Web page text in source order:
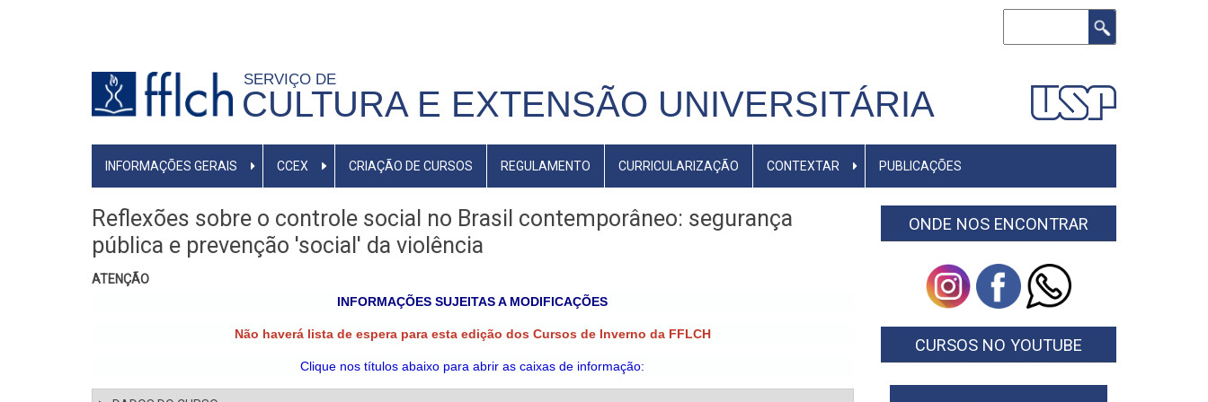
SERVIÇO DE
CULTURA E EXTENSÃO UNIVERSITÁRIA
MENU
INFORMAÇÕES GERAIS CCEX CRIAÇÃO DE CURSOS REGULAMENTO CURRICULARIZAÇÃO CONTEXTAR PUBLICAÇÕES
Reflexões sobre o controle social no Brasil contemporâneo: segurança
pública e prevenção 'social' da violência
ATENÇÃO
INFORMAÇÕES SUJEITAS A MODIFICAÇÕES
Não haverá lista de espera para esta edição dos Cursos de Inverno da FFLCH
Clique nos títulos abaixo para abrir as caixas de informação:
ONDE NOS ENCONTRAR
CURSOS NO YOUTUBE